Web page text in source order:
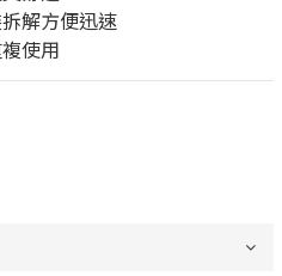
解方便迅速
使用